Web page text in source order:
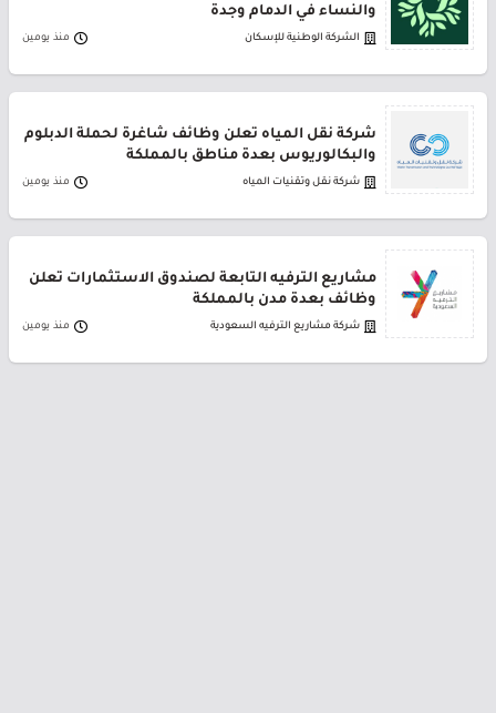
والنساء في الدمام وجدة
الشركة الوطنية للإسكان منذ يومين
شركة نقل المياه تعلن وظائف شاغرة لحملة الدبلوم
والبكالوريوس بعدة مناطق بالمملكة
شركة نقل وتقنيات المياه منذ يومين
مشاريع الترفيه التابعة لصندوق الاستثمارات تعلن
وظائف بعدة مدن بالمملكة
شركة مشاريع الترفيه السعودية منذ يومين